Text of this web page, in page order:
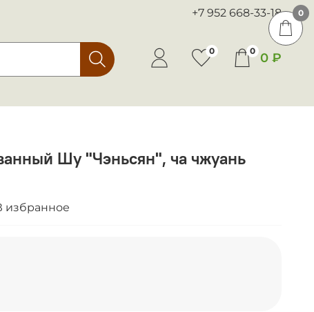
+7 952 668-33-18
0 0 0 ₽
Шу "Чэньсян", ча чжуань
избранное
0